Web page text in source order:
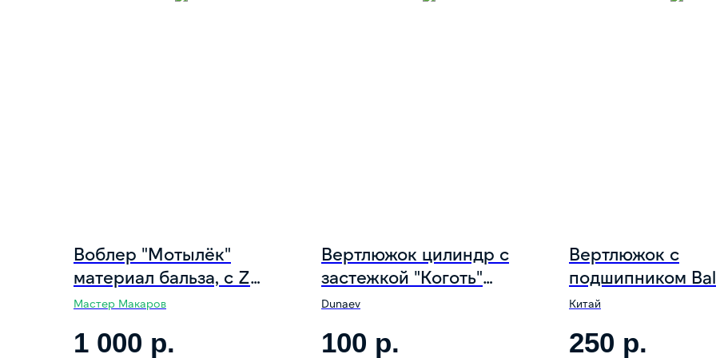
Воблер "Мотылёк"
материал бальза, с Z
образной лопастью 130
Мастер Макаров
1 000 р.
Вертлюжок цилиндр с
застежкой "Коготь"
DUNAEV #6 6шт/уп 20кг
Dunaev
100 р.
Вертлюжок с
подшипником
Bearing Swivel
Китай
250 р.